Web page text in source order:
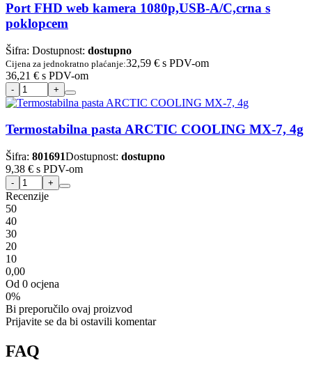
Port FHD web kamera 1080p,USB-A/C,crna s
poklopcem
Šifra: Dostupnost: dostupno
Cijena za jednokratno plaćanje:32,59 € s PDV-om
36,21 € s PDV-om
Termostabilna pasta ARCTIC COOLING MX-7, 4g
Šifra: 801691Dostupnost: dostupno
9,38 € s PDV-om
Recenzije
50
40
30
20
10
0,00
Od 0 ocjena
0%
Bi preporučilo ovaj proizvod
Prijavite se da bi ostavili komentar
FAQ